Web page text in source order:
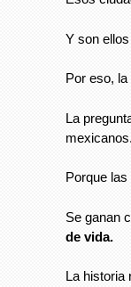
Y son
Por eso,
La
mexicanos.
Porque
Se ganan
de vida.
La historia